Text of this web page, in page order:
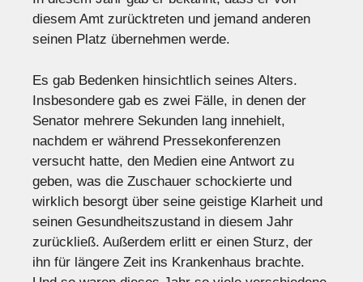
diesem Amt zurücktreten und jemand anderen
seinen Platz übernehmen werde.
Es gab Bedenken hinsichtlich seines Alters.
Insbesondere gab es zwei Fälle, in denen der
Senator mehrere Sekunden lang innehielt,
nachdem er während Pressekonferenzen
versucht hatte, den Medien eine Antwort zu
geben, was die Zuschauer schockierte und
wirklich besorgt über seine geistige Klarheit und
seinen Gesundheitszustand in diesem Jahr
zurückließ. Außerdem erlitt er einen Sturz, der
ihn für längere Zeit ins Krankenhaus brachte.